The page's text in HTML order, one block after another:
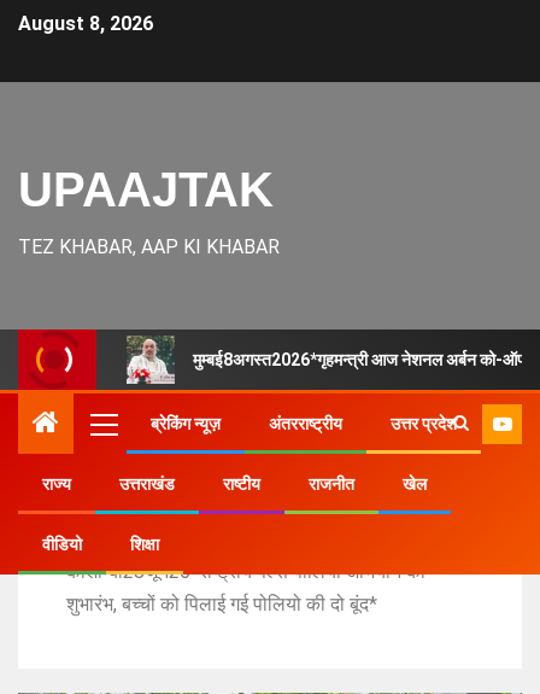
August 8, 2026
UPAAJTAK
TEZ KHABAR, AAP KI KHABAR
मुम्बई8अगस्त2026*गृहमन्त्री आज नेशनल अर्बन को-
ब्रेकिंग न्यूज़ अंतरराष्ट्रीय उत्तर प्रदेश
राज्य उत्तराखंड राष्टीय राजनीत खेल
वीडियो शिक्षा
Home
उत्तर प्रदेश
कौशाम्बी28जून26*राष्ट्रीय पल्स पोलियो अभियान का
शुभारंभ, बच्चों को पिलाई गई पोलियो की दो बूंद*